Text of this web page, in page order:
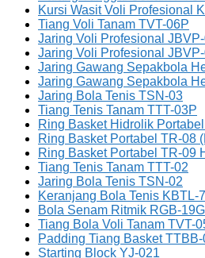
Kursi Wasit Voli Profesional
Tiang Voli Tanam TVT-06P
Jaring Voli Profesional
Jaring Voli Profesional
Jaring Gawang Sepakbola
Jaring Gawang Sepakbola
Jaring Bola Tenis TSN-03
Tiang Tenis Tanam TTT-03P
Ring Basket Hidrolik
Ring Basket Portabel TR-08
Ring Basket Portabel TR-09
Tiang Tenis Tanam TTT-02
Jaring Bola Tenis TSN-02
Keranjang Bola Tenis KBTL-
Bola Senam Ritmik RGB-19G
Tiang Bola Voli Tanam TVT-
Padding Tiang Basket TTBB-
Starting Block YJ-021